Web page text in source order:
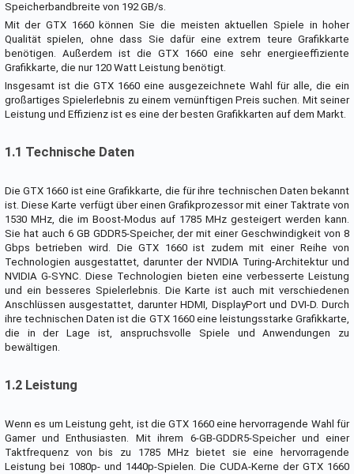
Speicherbandbreite von 192 GB/s.
Mit der GTX 1660 können Sie die meisten aktuellen Spiele in hoher
Qualität spielen, ohne dass Sie dafür eine extrem teure Grafikkarte
benötigen. Außerdem ist die GTX 1660 eine sehr energieeffiziente
Grafikkarte, die nur 120 Watt Leistung benötigt.
Insgesamt ist die GTX 1660 eine ausgezeichnete Wahl für alle, die ein
großartiges Spielerlebnis zu einem vernünftigen Preis suchen. Mit seiner
Leistung und Effizienz ist es eine der besten Grafikkarten auf dem Markt.
1.1 Technische Daten
Die GTX 1660 ist eine Grafikkarte, die für ihre technischen Daten bekannt
ist. Diese Karte verfügt über einen Grafikprozessor mit einer Taktrate von
1530 MHz, die im Boost-Modus auf 1785 MHz gesteigert werden kann.
Sie hat auch 6 GB GDDR5-Speicher, der mit einer Geschwindigkeit von 8
Gbps betrieben wird. Die GTX 1660 ist zudem mit einer Reihe von
Technologien ausgestattet, darunter der NVIDIA Turing-Architektur und
NVIDIA G-SYNC. Diese Technologien bieten eine verbesserte Leistung
und ein besseres Spielerlebnis. Die Karte ist auch mit verschiedenen
Anschlüssen ausgestattet, darunter HDMI, DisplayPort und DVI-D. Durch
ihre technischen Daten ist die GTX 1660 eine leistungsstarke Grafikkarte,
die in der Lage ist, anspruchsvolle Spiele und Anwendungen zu
bewältigen.
1.2 Leistung
Wenn es um Leistung geht, ist die GTX 1660 eine hervorragende Wahl für
Gamer und Enthusiasten. Mit ihrem 6-GB-GDDR5-Speicher und einer
Taktfrequenz von bis zu 1785 MHz bietet sie eine hervorragende
Leistung bei 1080p- und 1440p-Spielen. Die CUDA-Kerne der GTX 1660